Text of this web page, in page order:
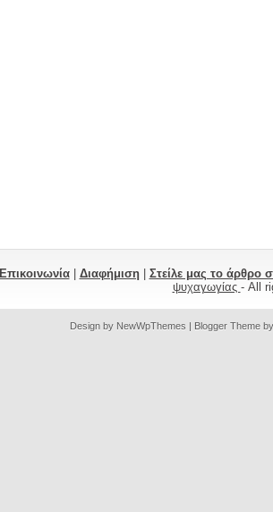
Επικοινωνία| Διαφήμιση| Στείλε μας το άρθρο
ψυχαγωγίας - All
Design by NewWpThemes | Blogger Theme